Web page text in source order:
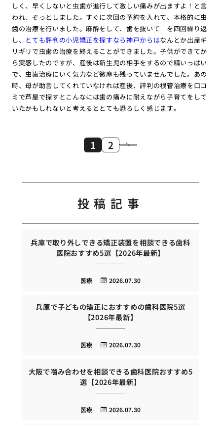
しく、早くしないと虫歯が進行して激しい痛みが出ますよ！と言
われ、ぞっとしました。すぐに次回の予約を入れて、本格的に虫
歯の治療を行いました。麻酔をして、歯を抜いて…を四回繰り返
し、 とても評判の小児矯正を探すなら神戸からはなんとか出産ギ
リギリで虫歯の治療を終えることができました。子供ができてか
ら実感したのですが、産後は新生児の相手をするので精いっぱい
で、虫歯治療にいく気力など微塵も残っていませんでした。あの
時、母が助言してくれていなければ産後、評判の根管治療を口コ
ミで芦屋で探すとこんなには歯の痛みに耐えながら子育てをして
いたかもしれないと考えるととても恐ろしく感じます。
1 2
投稿記事
兵庫で取り外しできる矯正装置を相談できる歯科
医院おすすめ5選【2026年最新】
2026.07.30
医療
兵庫で子どもの矯正におすすめの歯科医院5選
【2026年最新】
2026.07.30
医療
大阪で噛み合わせを相談できる歯科医院おすすめ5
選【2026年最新】
2026.07.30
医療